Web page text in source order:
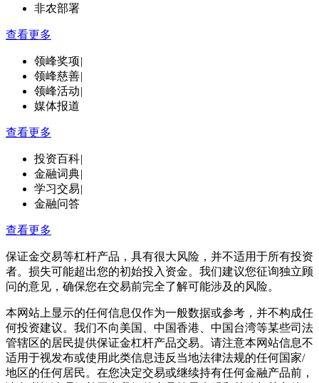
非农部署
查看更多
领峰奖项|
领峰慈善|
领峰活动|
媒体报道
查看更多
投资百科|
金融词典|
学习交易|
金融问答
查看更多
保证金交易等杠杆产品，具有很大风险，并不适用于所有投资
者。损失可能超出您的初始投入资金。我们建议您征询独立顾
问的意见，确保您在交易前完全了解可能涉及的风险。
本网站上显示的任何信息仅作为一般数据或参考，并不构成任
何投资建议。我们不向美国、中国香港、中国台湾等某些司法
管辖区的居民提供保证金杠杆产品交易。请注意本网站信息不
适用于视发布或使用此类信息违反当地法律法规的任何国家/
地区的任何居民。在您决定交易或继续持有任何金融产品前，